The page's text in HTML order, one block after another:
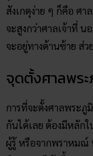
สังเกตุง่าย ๆ ก็คือ ศ
จะสูงกว่าศาลเจ้าที่
จะอยู่ทางด้านซ้าย ส่ว
จุดตั้งศาลพร
การที่จะตั้งศาลพระภู
กันได้เลย ต้องมีหลัก
ผู้รู้ หรือจากพราหมณ์